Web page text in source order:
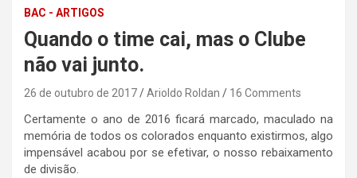
BAC - ARTIGOS
Quando o time cai, mas o Clube
não vai junto.
26 de outubro de 2017 Arioldo Roldan 16 Comments
Certamente o ano de 2016 ficará marcado, maculado na
memória de todos os colorados enquanto existirmos, algo
impensável acabou por se efetivar, o nosso rebaixamento
de divisão.